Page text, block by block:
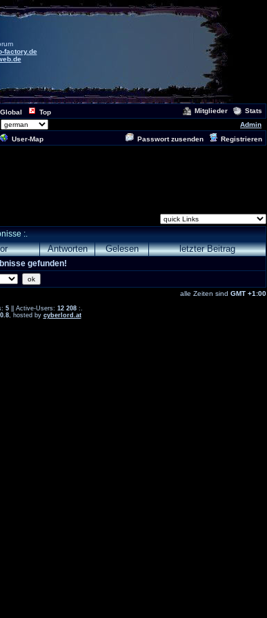
factory.de
Global Top Mitglieder
Stats
Admin
User-Map Passwort zusenden Registrieren
:.
Antworten Gelesen letzter Beitrag
gefunden!
alle Zeiten sind GMT +1:00
5|| Active-Users: 12 208:.
, hosted by cyberlord.at